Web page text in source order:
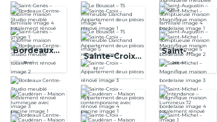
familiale
e maison
familiale
Bordeaux
Centre-
Studio
meublé
totalement
rénové
30 m²
Sainte-Croix –
Appartement
deux pièces
rénové
52 m²
Saint-
Michel –
Magnifique
maison
bordelaise
263 m²